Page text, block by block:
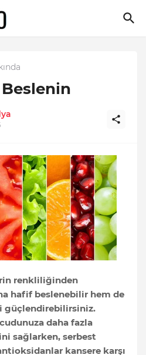
Beslenin
renkliliğinden
hafif beslenebilir hem de
güçlendirebilirsiniz.
daha fazla
sağlarken, serbest
kansere karşı